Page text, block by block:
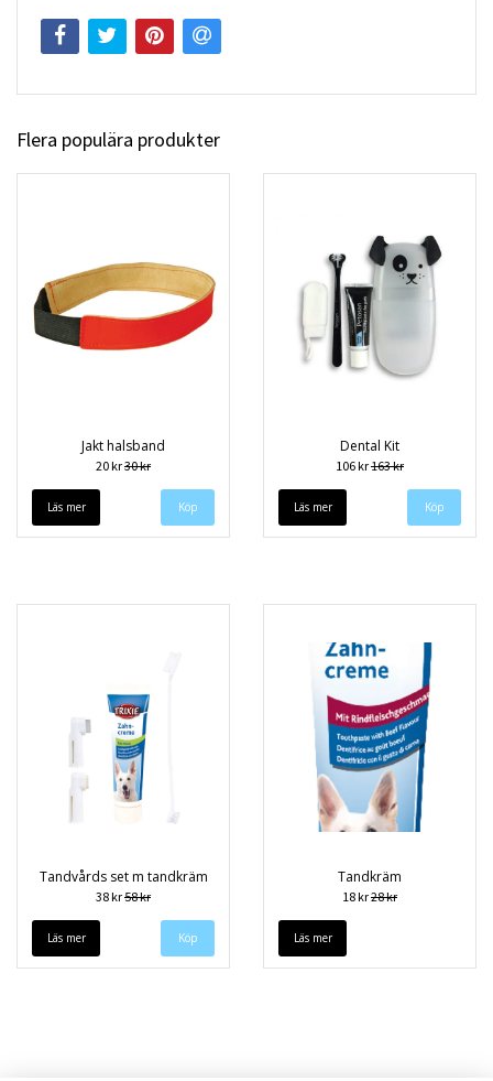
Flera populära produkter
Jakt halsband
20 kr30 kr
Läs mer Köp
Dental Kit
106 kr163 kr
Läs mer
Tandvårds set m tandkräm
38 kr58 kr
Läs mer
Tandkräm
18 kr28 kr
Läs mer